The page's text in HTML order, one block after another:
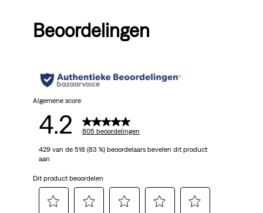
sterren.
805
beoordelingen
Beoordelingen
Algemene score
4.2 805 beoordelingen
429 van de 518 (83 %) beoordelaars bevelen dit product
aan
Dit product beoordelen